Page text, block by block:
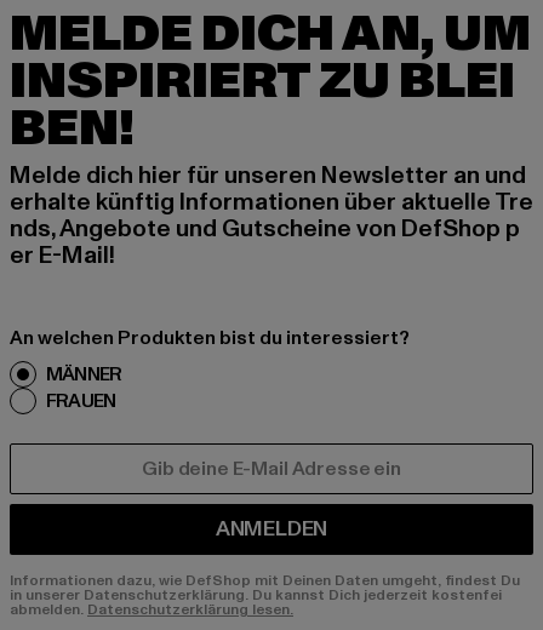
MELDE DICH AN, UM
INSPIRIERT ZU BLEI
BEN!
Melde dich hier für unseren Newsletter an und
erhalte künftig Informationen über aktuelle Tre
nds, Angebote und Gutscheine von DefShop p
er E-Mail!
An welchen Produkten bist du interessiert?
MÄNNER
FRAUEN
ANMELDEN
Informationen dazu, wie DefShop mit Deinen Daten umgeht, findest Du
in unserer Datenschutzerklärung. Du kannst Dich jederzeit kostenfei
abmelden. Datenschutzerklärung lesen.